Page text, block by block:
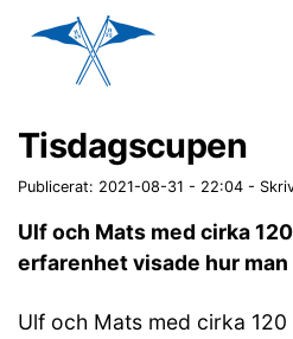
Tisdagscupen
Publicerat: 2021-08-31 - 22:04 -
Ulf och Mats med cirka
erfarenhet visade hur
Ulf och Mats med cirka 120